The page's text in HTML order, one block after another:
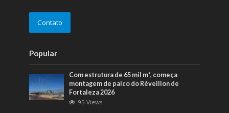
Contato
Popular
Com estrutura de 65 mil m², começa
montagem de palco do Réveillon de
Fortaleza 2026
95 Views